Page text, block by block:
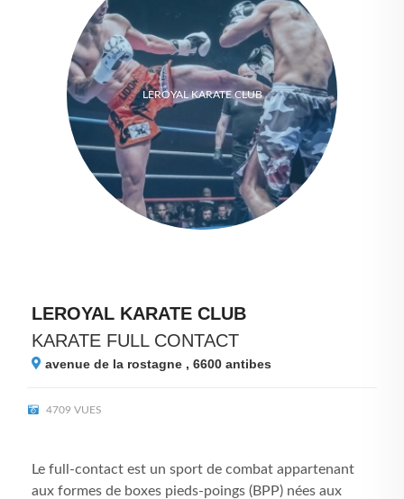
LEROYAL KARATE CLUB
LEROYAL KARATE CLUB
KARATE FULL CONTACT
avenue de la rostagne , 6600 antibes
4709 VUES
Le full-contact est un sport de combat appartenant
aux formes de boxes pieds-poings (BPP) nées aux